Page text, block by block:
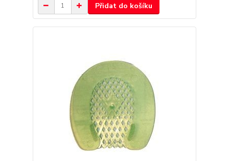
Přidat do košíku